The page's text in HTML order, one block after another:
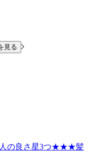
見る
人の良さ星3つ★★★髪